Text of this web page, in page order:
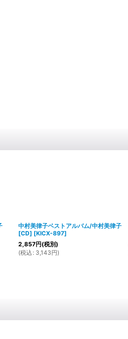
中村美律子ベストアルバム/中村美律子
[CD] [KICX-897]
2,857円(税別)
(税込 : 3,143円)